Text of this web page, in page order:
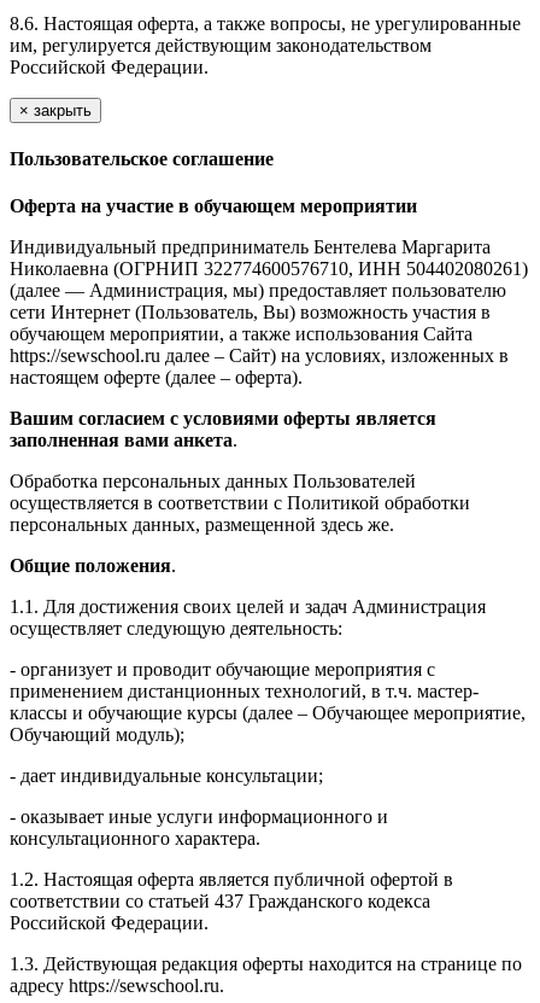
8.6. Настоящая оферта, а также вопросы, не урегулированные
им, регулируется действующим законодательством
Российской Федерации.
× закрыть
Пользовательское соглашение
Оферта на участие в обучающем мероприятии
Индивидуальный предприниматель Бентелева Маргарита
Николаевна (ОГРНИП 322774600576710, ИНН 504402080261)
(далее — Администрация, мы) предоставляет пользователю
сети Интернет (Пользователь, Вы) возможность участия в
обучающем мероприятии, а также использования Сайта
https://sewschool.ru далее – Сайт) на условиях, изложенных в
настоящем оферте (далее – оферта).
Вашим согласием с условиями оферты является
заполненная вами анкета.
Обработка персональных данных Пользователей
осуществляется в соответствии с Политикой обработки
персональных данных, размещенной здесь же.
Общие положения.
1.1. Для достижения своих целей и задач Администрация
осуществляет следующую деятельность:
- организует и проводит обучающие мероприятия с
применением дистанционных технологий, в т.ч. мастер-
классы и обучающие курсы (далее – Обучающее мероприятие,
Обучающий модуль);
- дает индивидуальные консультации;
- оказывает иные услуги информационного и
консультационного характера.
1.2. Настоящая оферта является публичной офертой в
соответствии со статьей 437 Гражданского кодекса
Российской Федерации.
1.3. Действующая редакция оферты находится на странице по
адресу https://sewschool.ru.